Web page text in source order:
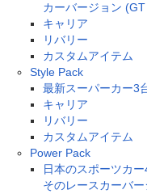
単語検索
カーバージョン (GT
キャリア
リバリー
カスタムアイテム
Style Pack
最新スーパーカー3
キャリア
リバリー
カスタムアイテム
Power Pack
日本のスポーツカ
そのレースカーバ